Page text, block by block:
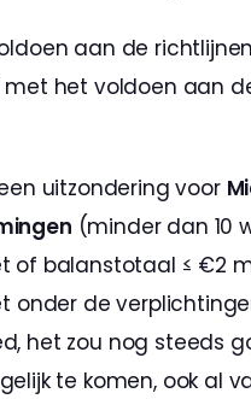
aan de
met het voldoen aan
uitzondering voor
(minder dan 10
of balanstotaal ≤ €2
onder de
het zou nog steeds
te komen, ook al